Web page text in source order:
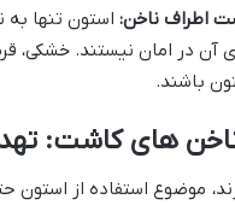
اطراف ناخن: استون تنها
آن در امان نیستند. خشکی،
باشند.
های کاشت:
موضوع استفاده از